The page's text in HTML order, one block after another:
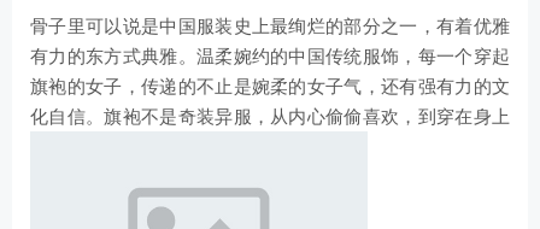
骨子里可以说是中国服装史上最绚烂的部分之一，有着优雅
有力的东方式典雅。温柔婉约的中国传统服饰，每一个穿起
旗袍的女子，传递的不止是婉柔的女子气，还有强有力的文
化自信。旗袍不是奇装异服，从内心偷偷喜欢，到穿在身上